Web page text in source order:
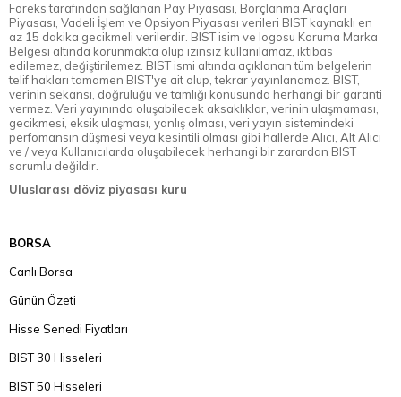
Foreks tarafından sağlanan Pay Piyasası, Borçlanma Araçları
Piyasası, Vadeli İşlem ve Opsiyon Piyasası verileri BIST kaynaklı en
az 15 dakika gecikmeli verilerdir. BIST isim ve logosu Koruma Marka
Belgesi altında korunmakta olup izinsiz kullanılamaz, iktibas
edilemez, değiştirilemez. BIST ismi altında açıklanan tüm belgelerin
telif hakları tamamen BIST'ye ait olup, tekrar yayınlanamaz. BIST,
verinin sekansı, doğruluğu ve tamlığı konusunda herhangi bir garanti
vermez. Veri yayınında oluşabilecek aksaklıklar, verinin ulaşmaması,
gecikmesi, eksik ulaşması, yanlış olması, veri yayın sistemindeki
perfomansın düşmesi veya kesintili olması gibi hallerde Alıcı, Alt Alıcı
ve / veya Kullanıcılarda oluşabilecek herhangi bir zarardan BIST
sorumlu değildir.
Uluslarası döviz piyasası kuru
BORSA
Canlı Borsa
Günün Özeti
Hisse Senedi Fiyatları
BIST 30 Hisseleri
BIST 50 Hisseleri